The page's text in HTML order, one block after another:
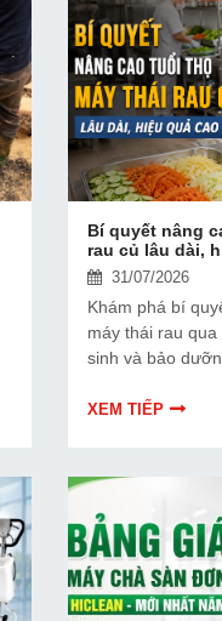
Bí quyết nâng
rau củ lâu dài,
31/07/2026
Khám phá bí
máy thái rau
sinh và bảo
XEM TIẾP